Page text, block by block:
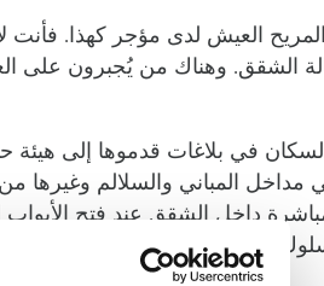
العيش لدى مؤجر كهذا. فأنت
الشقق. وهناك من يُجبرون على
في بلاغات قدموها إلى هيئة
مداخل المباني والسلالم وغيرها
داخل الشقق عند فتح
المستأجرين والتحكم فيه،